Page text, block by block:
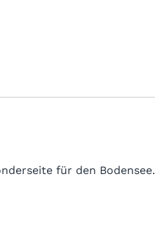
für den Bodensee.